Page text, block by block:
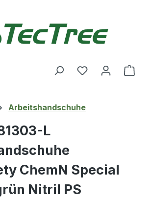
Du hast 0
Arbeitshandschuhe
L
ChemN Special
Nitril PS